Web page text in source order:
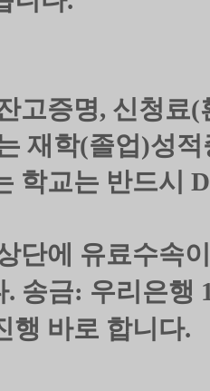
고증명, 신청료(
재학(졸업)성
학교는 반드시
단에 유료수속
송금: 우리은행
행 바로 합니다.